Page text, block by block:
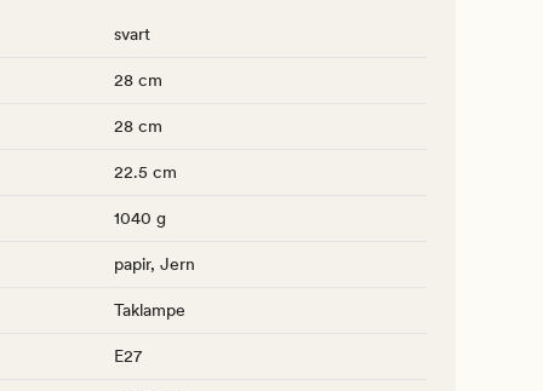
svart
28 cm
28 cm
22.5 cm
1040 g
papir, Jern
Taklampe
E27